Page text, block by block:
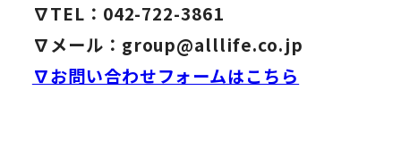
∇TEL：042-722-3861
∇メール：group@alllife.co.jp
∇お問い合わせフォームはこちら